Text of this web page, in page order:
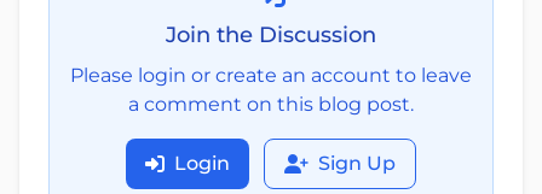
Join the Discussion
Please login or create an account to leave
a comment on this blog post.
Login Sign Up